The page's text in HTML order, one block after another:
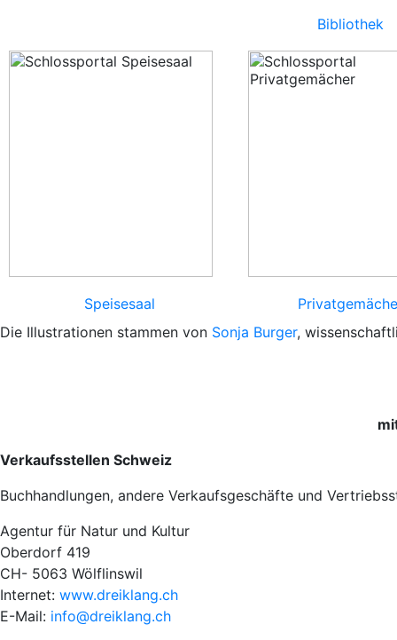
Bibliothek
Speisesaal
Die Illustrationen stammen von Sonja Burger,
Verkaufsstellen Schweiz
Buchhandlungen, andere Verkaufsgeschäfte und
Agentur für Natur und Kultur
Oberdorf 419
CH- 5063 Wölflinswil
Internet: www.dreiklang.ch
E-Mail: info@dreiklang.ch